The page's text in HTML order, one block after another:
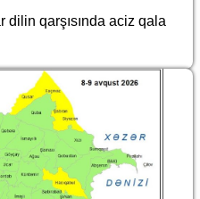
qarşısında aciz qala